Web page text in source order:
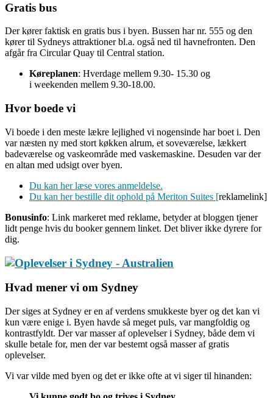
Gratis bus
Der kører faktisk en gratis bus i byen. Bussen har nr. 555 og den
kører til Sydneys attraktioner bl.a. også ned til havnefronten. Den
afgår fra Circular Quay til Central station.
Køreplanen: Hverdage mellem 9.30- 15.30 og
i weekenden mellem 9.30-18.00.
Hvor boede vi
Vi boede i den meste lækre lejlighed vi nogensinde har boet i. Den
var næsten ny med stort køkken alrum, et soveværelse, lækkert
badeværelse og vaskeområde med vaskemaskine. Desuden var der
en altan med udsigt over byen.
Du kan her læse vores anmeldelse.
Du kan her bestille dit ophold på Meriton Suites [reklamelink]
Bonusinfo: Link markeret med reklame, betyder at bloggen tjener
lidt penge hvis du booker gennem linket. Det bliver ikke dyrere for
dig.
Hvad mener vi om Sydney
Der siges at Sydney er en af verdens smukkeste byer og det kan vi
kun være enige i. Byen havde så meget puls, var mangfoldig og
kontrastfyldt. Der var masser af oplevelser i Sydney, både dem vi
skulle betale for, men der var bestemt også masser af gratis
oplevelser.
Vi var vilde med byen og det er ikke ofte at vi siger til hinanden: